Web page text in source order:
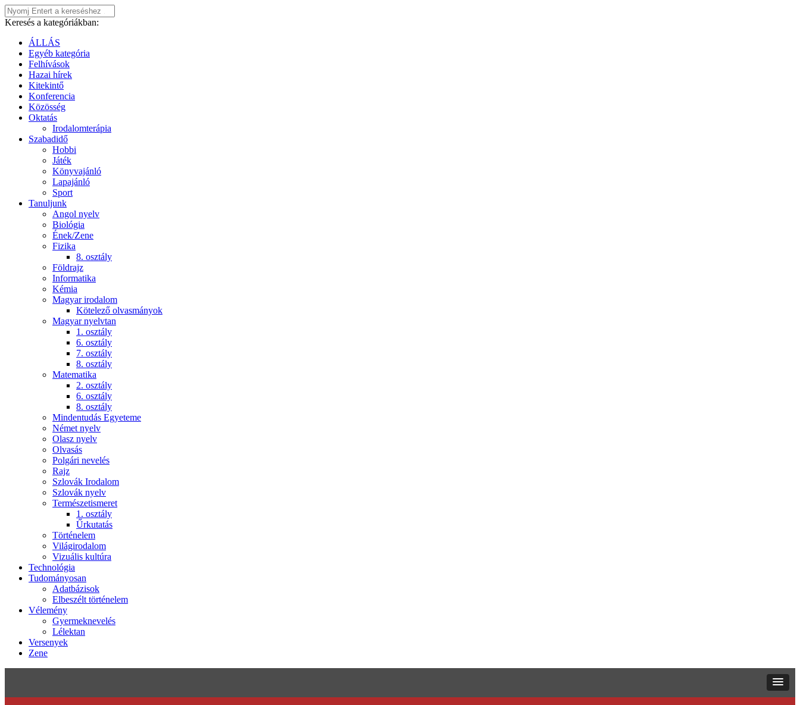
Keresés a kategóriákban:
ÁLLÁS
Egyéb kategória
Felhívások
Hazai hírek
Kitekintő
Konferencia
Közösség
Oktatás
Irodalomterápia
Szabadidő
Hobbi
Játék
Könyvajánló
Lapajánló
Sport
Tanuljunk
Angol nyelv
Biológia
Ének/Zene
Fizika
8. osztály
Földrajz
Informatika
Kémia
Magyar irodalom
Kötelező olvasmányok
Magyar nyelvtan
1. osztály
6. osztály
7. osztály
8. osztály
Matematika
2. osztály
6. osztály
8. osztály
Mindentudás Egyeteme
Német nyelv
Olasz nyelv
Olvasás
Polgári nevelés
Rajz
Szlovák Irodalom
Szlovák nyelv
Természetismeret
1. osztály
Űrkutatás
Történelem
Világirodalom
Vizuális kultúra
Technológia
Tudományosan
Adatbázisok
Elbeszélt történelem
Vélemény
Gyermeknevelés
Lélektan
Versenyek
Zene